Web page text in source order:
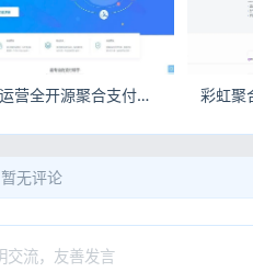
完美运营全开源聚合支付系统源码 代收代付支持官方通道对接可二次开发
暂无评论